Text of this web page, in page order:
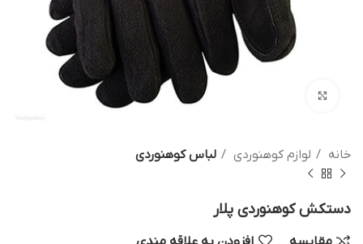
خانه لوازم کوهنوردی لباس کوهنوردی
دستکش کوهنوردی پلار